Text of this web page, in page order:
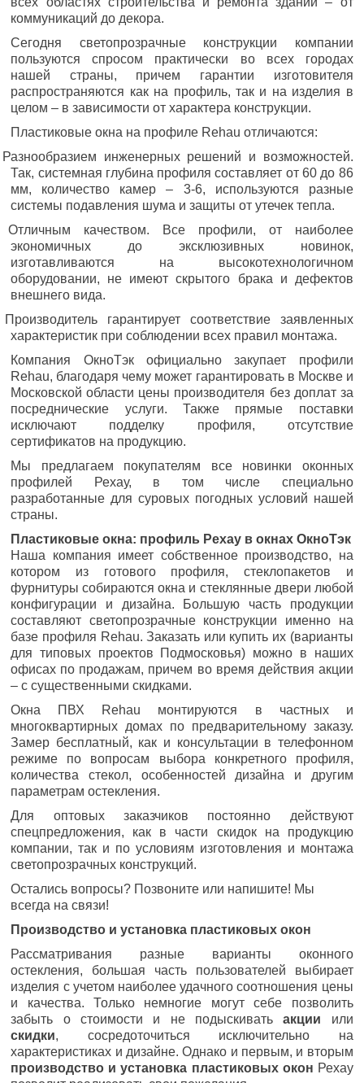
коммуникаций до декора.
Сегодня светопрозрачные конструкции компании
пользуются спросом практически во всех городах
нашей страны, причем гарантии изготовителя
распространяются как на профиль, так и на изделия в
целом – в зависимости от характера конструкции.
Пластиковые окна на профиле Rehau отличаются:
Разнообразием инженерных решений и возможностей.
Так, системная глубина профиля составляет от 60 до 86
мм, количество камер – 3-6, используются разные
системы подавления шума и защиты от утечек тепла.
Отличным качеством. Все профили, от наиболее
экономичных до эксклюзивных новинок,
изготавливаются на высокотехнологичном
оборудовании, не имеют скрытого брака и дефектов
внешнего вида.
Производитель гарантирует соответствие заявленных
характеристик при соблюдении всех правил монтажа.
Компания ОкноТэк официально закупает профили
Rehau, благодаря чему может гарантировать в Москве и
Московской области цены производителя без доплат за
посреднические услуги. Также прямые поставки
исключают подделку профиля, отсутствие
сертификатов на продукцию.
Мы предлагаем покупателям все новинки оконных
профилей Рехау, в том числе специально
разработанные для суровых погодных условий нашей
страны.
Пластиковые окна: профиль Рехау в окнах ОкноТэк
Наша компания имеет собственное производство, на
котором из готового профиля, стеклопакетов и
фурнитуры собираются окна и стеклянные двери любой
конфигурации и дизайна. Большую часть продукции
составляют светопрозрачные конструкции именно на
базе профиля Rehau. Заказать или купить их (варианты
для типовых проектов Подмосковья) можно в наших
офисах по продажам, причем во время действия акции
– с существенными скидками.
Окна ПВХ Rehau монтируются в частных и
многоквартирных домах по предварительному заказу.
Замер бесплатный, как и консультации в телефонном
режиме по вопросам выбора конкретного профиля,
количества стекол, особенностей дизайна и другим
параметрам остекления.
Для оптовых заказчиков постоянно действуют
спецпредложения, как в части скидок на продукцию
компании, так и по условиям изготовления и монтажа
светопрозрачных конструкций.
Остались вопросы? Позвоните или напишите! Мы
всегда на связи!
Производство и установка пластиковых окон
Рассматривания разные варианты оконного
остекления, большая часть пользователей выбирает
изделия с учетом наиболее удачного соотношения цены
и качества. Только немногие могут себе позволить
забыть о стоимости и не подыскиватьакции или
скидки, сосредоточиться исключительно на
характеристиках и дизайне. Однако и первым, и вторым
производство и установка пластиковых окон Рехау